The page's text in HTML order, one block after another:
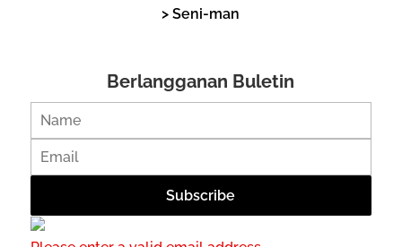
> Seni-man
Berlangganan Buletin